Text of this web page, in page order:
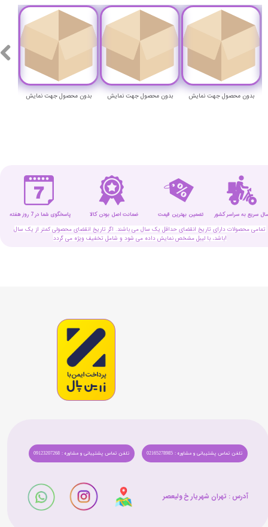
بدون محصول جهت نمایش بدون محصول جهت نمایش بدون محصول جهت نمایش
تمامی محصولات دارای تاریخ انقضای حداقل یک سال می باشند. اگر تاریخ انقضای محصولی کمتر از یک سال
باشد، با لیبل مشخص نمایش داده می شود و شامل تخفیف ویژه می گردد!
ضمانت اصل بودن کالا تضمین بهترین قیمت پاسخگوی شما در 7 روز هفته سریع به سراسر کشور
تلفن تماس پشتیبانی و مشاوره : 09123207268 تلفن تماس پشتیبانی و مشاوره : 02165278985
آدرس : تهران شهریار خ ولیعصر​​​​​​​